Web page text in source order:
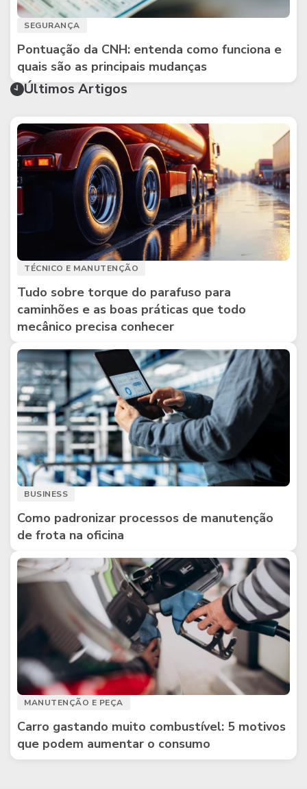
SEGURANÇA
Pontuação da CNH: entenda como funciona e
quais são as principais mudanças
Últimos Artigos
TÉCNICO E MANUTENÇÃO
Tudo sobre torque do parafuso para
caminhões e as boas práticas que todo
mecânico precisa conhecer
BUSINESS
Como padronizar processos de manutenção
de frota na oficina
MANUTENÇÃO E PEÇA
Carro gastando muito combustível: 5 motivos
que podem aumentar o consumo